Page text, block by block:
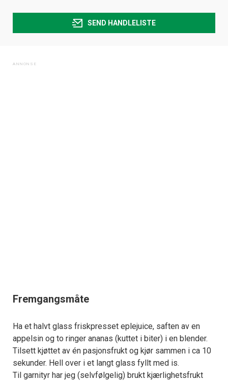
SEND HANDLELISTE
Fremgangsmåte
Ha et halvt glass friskpresset eplejuice, saften av en
appelsin og to ringer ananas (kuttet i biter) i en blender.
Tilsett kjøttet av én pasjonsfrukt og kjør sammen i ca 10
sekunder. Hell over i et langt glass fyllt med is.
Til garnityr har jeg (selvfølgelig) brukt kjærlighetsfrukt